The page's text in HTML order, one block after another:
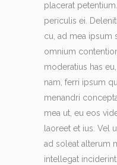
placerat
periculis ei.
cu, ad mea ipsum
omnium
moderatius has
nam, ferri ipsum
menandri
mea ut, eu eos
laoreet et ius. Vel
ad soleat alterum
intellegat inciderint.